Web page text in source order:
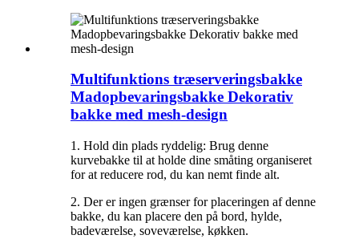
Multifunktions træserveringsbakke
Madopbevaringsbakke Dekorativ
bakke med mesh-design
1. Hold din plads ryddelig: Brug denne
kurvebakke til at holde dine småting organiseret
for at reducere rod, du kan nemt finde alt.
2. Der er ingen grænser for placeringen af ​​denne
bakke, du kan placere den på bord, hylde,
badeværelse, soveværelse, køkken.